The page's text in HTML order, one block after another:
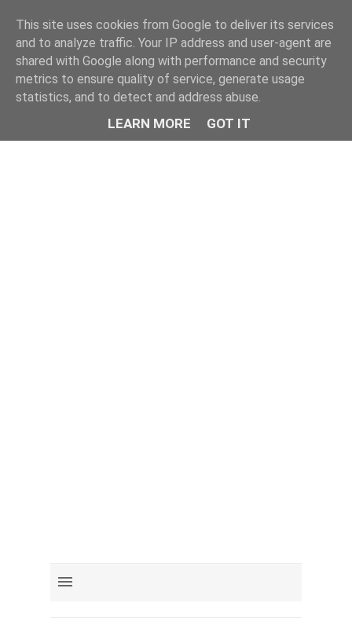
This site uses cookies from Google to deliver its services
and to analyze traffic. Your IP address and user-agent are
shared with Google along with performance and security
metrics to ensure quality of service, generate usage
statistics, and to detect and address abuse.
LEARN MORE GOT IT